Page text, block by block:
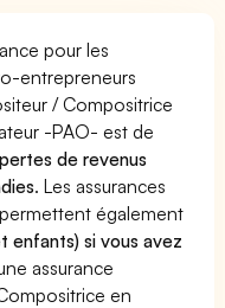
pour les
entrepreneurs
/ Compositrice
-PAO- est de
de revenus
. Les assurances
également
enfants) si vous avez
assurance
en